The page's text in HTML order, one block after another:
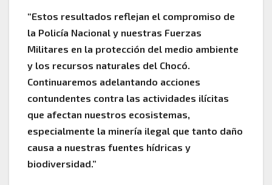
“Estos resultados reflejan el compromiso de
la Policía Nacional y nuestras Fuerzas
Militares en la protección del medio ambiente
y los recursos naturales del Chocó.
Continuaremos adelantando acciones
contundentes contra las actividades ilícitas
que afectan nuestros ecosistemas,
especialmente la minería ilegal que tanto daño
causa a nuestras fuentes hídricas y
biodiversidad.”